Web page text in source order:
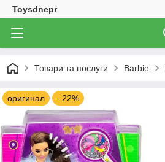
Toysdnepr
Товари та послуги Barbie
оригинал –22%